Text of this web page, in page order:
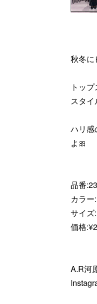
秋冬に
トッ
スタ
ハリ感
よ🎀
品番
カラ
サイズ
価格
A.R河